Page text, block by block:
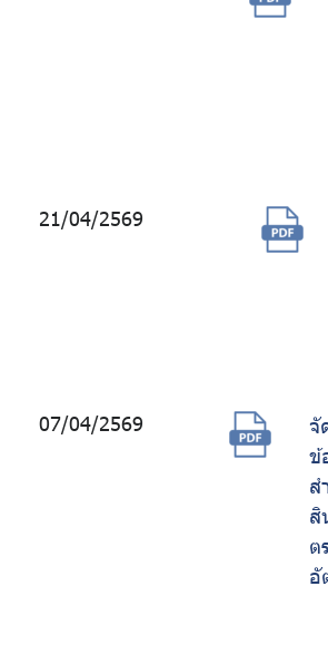
21/04/2569
07/04/2569
จั
ข้
ส
สิ
ต
อั